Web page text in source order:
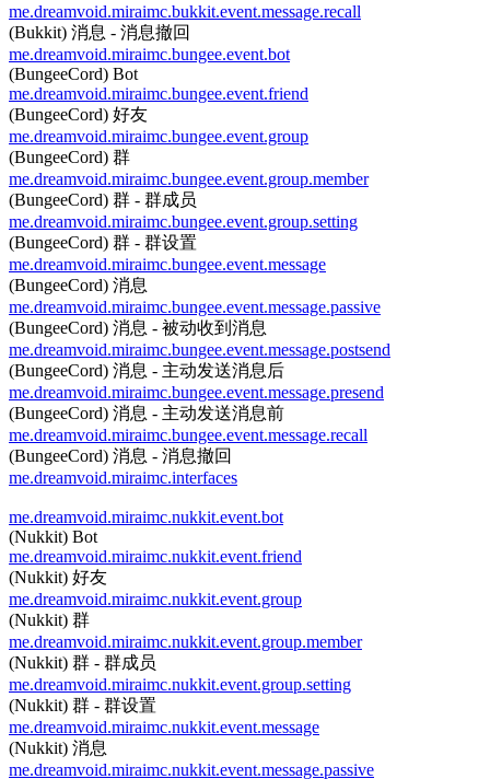
me.dreamvoid.miraimc.bukkit.event.message.recall
(Bukkit) 消息 - 消息撤回
me.dreamvoid.miraimc.bungee.event.bot
(BungeeCord) Bot
me.dreamvoid.miraimc.bungee.event.friend
(BungeeCord) 好友
me.dreamvoid.miraimc.bungee.event.group
(BungeeCord) 群
me.dreamvoid.miraimc.bungee.event.group.member
(BungeeCord) 群 - 群成员
me.dreamvoid.miraimc.bungee.event.group.setting
(BungeeCord) 群 - 群设置
me.dreamvoid.miraimc.bungee.event.message
(BungeeCord) 消息
me.dreamvoid.miraimc.bungee.event.message.passive
(BungeeCord) 消息 - 被动收到消息
me.dreamvoid.miraimc.bungee.event.message.postsend
(BungeeCord) 消息 - 主动发送消息后
me.dreamvoid.miraimc.bungee.event.message.presend
(BungeeCord) 消息 - 主动发送消息前
me.dreamvoid.miraimc.bungee.event.message.recall
(BungeeCord) 消息 - 消息撤回
me.dreamvoid.miraimc.interfaces
me.dreamvoid.miraimc.nukkit.event.bot
(Nukkit) Bot
me.dreamvoid.miraimc.nukkit.event.friend
(Nukkit) 好友
me.dreamvoid.miraimc.nukkit.event.group
(Nukkit) 群
me.dreamvoid.miraimc.nukkit.event.group.member
(Nukkit) 群 - 群成员
me.dreamvoid.miraimc.nukkit.event.group.setting
(Nukkit) 群 - 群设置
me.dreamvoid.miraimc.nukkit.event.message
(Nukkit) 消息
me.dreamvoid.miraimc.nukkit.event.message.passive